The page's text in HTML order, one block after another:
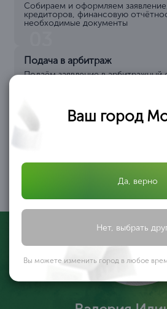
Собираем и оформляем
кредиторов, финансовую
необходимые документы
Подача в арбитраж
Подаём заявление в
04
Процедура банкротства
производство,
05
Ваш город
Да, верно
Нет, выбрать
Вы можете изменить город в любое